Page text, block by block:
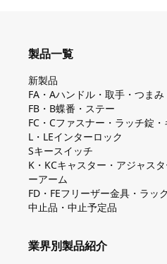
製品一覧
新製品
FA・Aハンドル・取手・つまみ
FB・B蝶番・ステー
FC・Cファスナー・ラッチ錠
L・LEインターロック
Sキースイッチ
K・KCキャスター・アジャス
ーアーム
FD・FEフリーザー金具・ラック
中止品・中止予定品
業界別製品紹介